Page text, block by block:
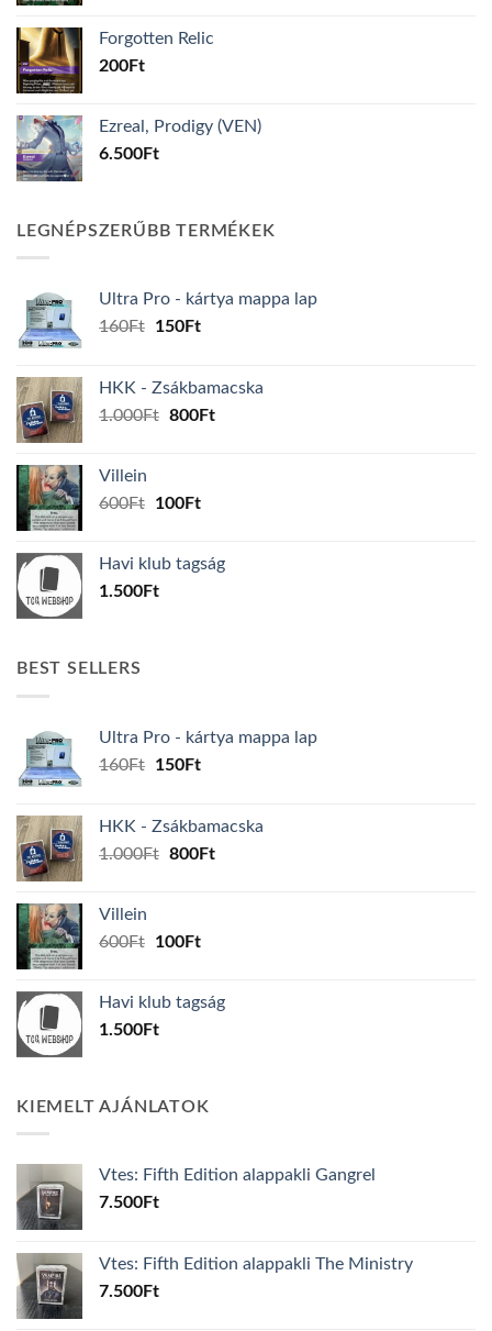
200Ft.16Ft.
Forgotten Relic
200Ft
Ezreal, Prodigy (VEN)
6.500Ft
LEGNÉPSZERŰBB TERMÉKEK
Ultra Pro - kártya mappa lap
160Ft
Original
160Ft.
150FtCurrent
150Ft.
HKK - Zsákbamacska
1.000Ft Original
800FtCurrent
Villein
600Ft
Original
600Ft.
100FtCurrent
100Ft.
Havi klub tagság
1.500Ft
BEST SELLERS
Ultra Pro - kártya mappa lap
160Ft
Original
160Ft.
150FtCurrent
150Ft.
HKK - Zsákbamacska
1.000Ft Original
800FtCurrent
Villein
600Ft
Original
600Ft.
100FtCurrent
100Ft.
Havi klub tagság
1.500Ft
KIEMELT AJÁNLATOK
Vtes: Fifth Edition alappakli Gangrel
7.500Ft
Vtes: Fifth Edition alappakli The Ministry
7.500Ft